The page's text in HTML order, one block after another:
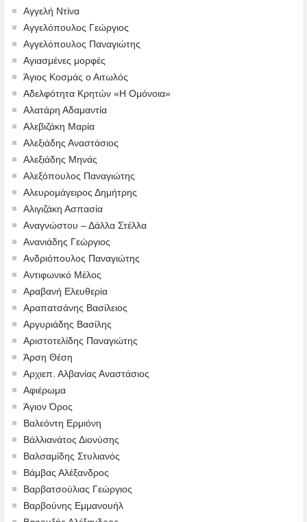
Αγγελή Ντίνα
Αγγελόπουλος Γεώργιος
Αγγελόπουλος Παναγιώτης
Αγιασμένες μορφές
Άγιος Κοσμάς ο Αιτωλός
Αδελφότητα Κρητών «Η Ομόνοια»
Αλατάρη Αδαμαντία
Αλεβιζάκη Μαρία
Αλεξιάδης Αναστάσιος
Αλεξιάδης Μηνάς
Αλεξόπουλος Παναγιώτης
Αλευρομάγειρος Δημήτρης
Αλιγιζάκη Ασπασία
Αναγνώστου – Δάλλα Στέλλα
Ανανιάδης Γεώργιος
Ανδριόπουλος Παναγιώτης
Αντιφωνικό Μέλος
Αραβανή Ελευθερία
Αραπατσάνης Βασίλειος
Αργυριάδης Βασίλης
Αριστοτελίδης Παναγιώτης
Άρση Θέση
Αρχιεπ. Αλβανίας Αναστάσιος
Αφιέρωμα
Άγιον Όρος
Βαλεόντη Ερμιόνη
Βάλλιανάτος Διονύσης
Βαλσαμίδης Στυλιανός
Βάμβας Αλέξανδρος
Βαρβατσούλιας Γεώργιος
Βαρβούνης Εμμανουήλ